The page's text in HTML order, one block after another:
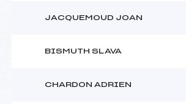
JACQUEMOUD JOAN
BISMUTH SLAVA
CHARDON ADRIEN